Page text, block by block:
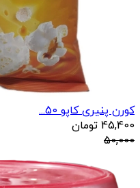
کورن پنیری کاپو 50...
45,400 تومان
50,000